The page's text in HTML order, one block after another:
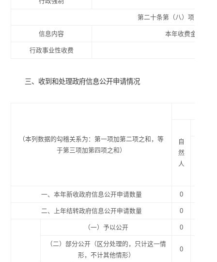
第二十条第（八）项
信息内容 本年收费金额（
行政事业性收费
三、收到和处理政府信息公开申请情况
（本列数据的勾稽关系为：第一项加第二项之和，等
于第三项加第四项之和）
自
然
人
一、本年新收政府信息公开申请数量 0
二、上年结转政府信息公开申请数量 0
（一）予以公开 0
（二）部分公开（区分处理的，只计这一情
形，不计其他情形）
0